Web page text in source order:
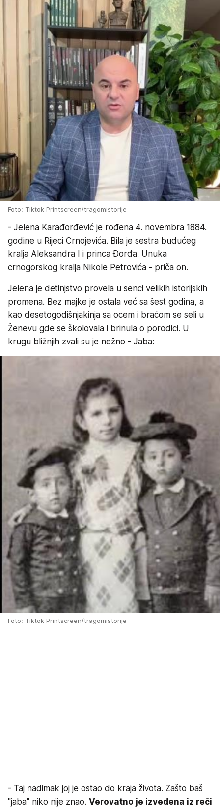
Foto: Tiktok Printscreen/tragomistorije
- Jelena Karađorđević je rođena 4. novembra 1884.
godine u Rijeci Crnojevića. Bila je sestra budućeg
kralja Aleksandra I i princa Đorđa. Unuka
crnogorskog kralja Nikole Petrovića - priča on.
Jelena je detinjstvo provela u senci velikih istorijskih
promena. Bez majke je ostala već sa šest godina, a
kao desetogodišnjakinja sa ocem i braćom se seli u
Ženevu gde se školovala i brinula o porodici. U
krugu bližnjih zvali su je nežno - Jaba:
Foto: Tiktok Printscreen/tragomistorije
- Taj nadimak joj je ostao do kraja života. Zašto baš
"jaba" niko nije znao. Verovatno je izvedena iz reči